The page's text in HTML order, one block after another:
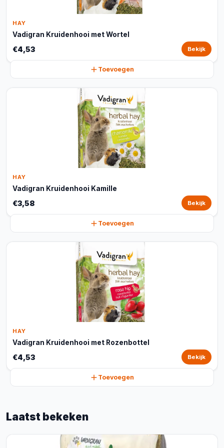
HAY
Vadigran Kruidenhooi met Wortel
€4,53 Bekijk
Toevoegen
HAY
Vadigran Kruidenhooi Kamille
€3,58 Bekijk
Toevoegen
HAY
Vadigran Kruidenhooi met Rozenbottel
€4,53 Bekijk
Toevoegen
Laatst bekeken